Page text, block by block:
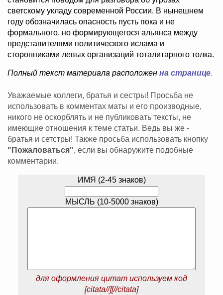
светскому укладу современной России. В нынешнем
году обозначилась опасность пусть пока и не
формального, но формирующегося альянса между
представителями политического ислама и
сторонниками левых организаций тоталитарного толка.
Полный текст материала расположен на странице.
Уважаемые коллеги, братья и сестры! Просьба не
использовать в комментах маты и его производные,
никого не оскорблять и не публиковать тексты, не
имеющие отношения к теме статьи. Ведь вы же -
братья и сетстры! Также просьба использовать кнопку
"Пожаловаться", если вы обнаружите подобные
комментарии.
ИМЯ (2-45 знаков)
МЫСЛЬ (10-5000 знаков)
для оформления цитат используем код
[citata//][//citata]